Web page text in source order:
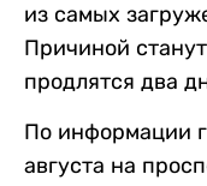
из самых
Причиной
продлятся два
По информации
августа на